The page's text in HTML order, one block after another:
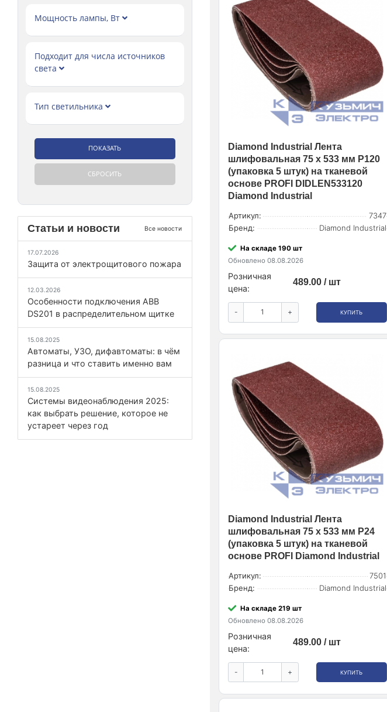
Diamond Industrial Лента
шлифовальная 75 x 533 мм Р120
(упаковка 5 штук) на тканевой
основе PROFI DIDLEN533120
Diamond Industrial
Артикул:
7347
Бренд:
Diamond Industrial
На складе 190 шт
Обновлено 08.08.2026
Розничная
цена:
489.00 / шт
- + КУПИТЬ
Diamond Industrial Лента
шлифовальная 75 х 533 мм Р24
(упаковка 5 штук) на тканевой
основе PROFI Diamond Industrial
Артикул:
7501
Бренд:
Diamond Industrial
На складе 219 шт
Обновлено 08.08.2026
Розничная
цена:
489.00 / шт
- + КУПИТЬ
Мощность лампы, Вт
Подходит для числа источников
света
Тип светильника
Статьи и новости Все новости
17.07.2026
Защита от электрощитового пожара
12.03.2026
Особенности подключения ABB
DS201 в распределительном щитке
15.08.2025
Автоматы, УЗО, дифавтоматы: в чём
разница и что ставить именно вам
15.08.2025
Системы видеонаблюдения 2025:
как выбрать решение, которое не
устареет через год